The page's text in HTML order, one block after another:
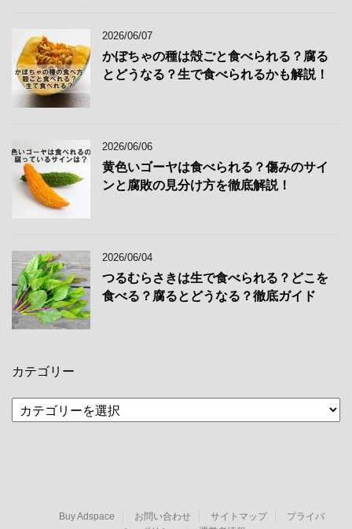
2026/06/07
かぼちゃの種は殻ごと食べられる？腐る
とどうなる？生で食べられるかも解説！
2026/06/06
黄色いゴーヤは食べられる？傷みのサイ
ンと腐敗の見分け方を徹底解説！
2026/06/04
つるむらさきは生で食べられる？どこを
食べる？腐るとどうなる？徹底ガイド
カテゴリー
テ
Buy Adspace お問い合わせ サイトマップ
プライバ